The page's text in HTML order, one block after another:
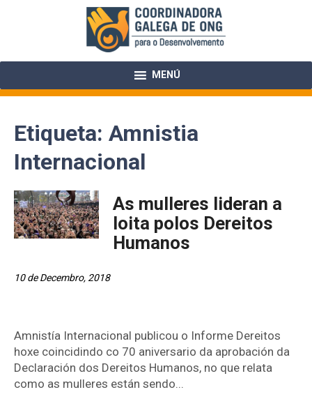
MENÚ
Etiqueta: Amnistia
Internacional
As mulleres lideran a
loita polos Dereitos
Humanos
10 de Decembro, 2018
Amnistía Internacional publicou o Informe Dereitos
hoxe coincidindo co 70 aniversario da aprobación da
Declaración dos Dereitos Humanos, no que relata
como as mulleres están sendo...